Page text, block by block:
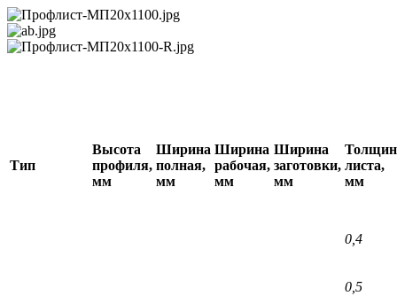
Тип
Высота
профиля,
мм
Ширина
полная,
мм
Ширина
рабочая,
мм
Ширина
заготовки,
мм
листа,
мм
0,4
0,5